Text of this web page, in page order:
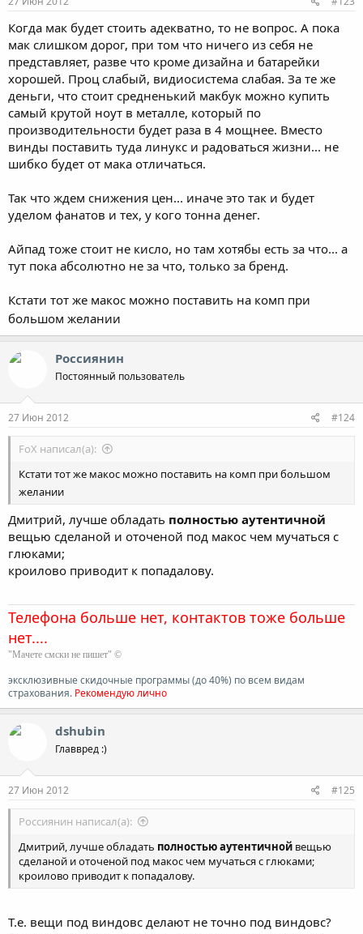
Когда мак будет стоить адекватно, то не вопрос. А пока
мак слишком дорог, при том что ничего из себя не
представляет, разве что кроме дизайна и батарейки
хорошей. Проц слабый, видиосистема слабая. За те же
деньги, что стоит средненький макбук можно купить
самый крутой ноут в металле, который по
производительности будет раза в 4 мощнее. Вместо
винды поставить туда линукс и радоваться жизни... не
шибко будет от мака отличаться.
Так что ждем снижения цен... иначе это так и будет
уделом фанатов и тех, у кого тонна денег.
Айпад тоже стоит не кисло, но там хотябы есть за что... а
тут пока абсолютно не за что, только за бренд.
Кстати тот же макос можно поставить на комп при
большом желании
Россиянин
Постоянный пользователь
27 Июн 2012 #124
FoX написал(а):
Кстати тот же макос можно поставить на комп при большом
желании
Дмитрий, лучше обладать полностью аутентичной
вещью сделаной и оточеной под макос чем мучаться с
глюками;
кроилово приводит к попадалову.
Телефона больше нет, контактов тоже больше
нет....
"Мачете смски не пишет" ©
эксклюзивные скидочные программы (до 40%) по всем видам
страхования. Рекомендую лично
dshubin
Главвред :)
27 Июн 2012 #125
Россиянин написал(а):
Дмитрий, лучше обладать полностью аутентичной вещью
сделаной и оточеной под макос чем мучаться с глюками;
кроилово приводит к попадалову.
Т.е. вещи под виндовс делают не точно под виндовс?